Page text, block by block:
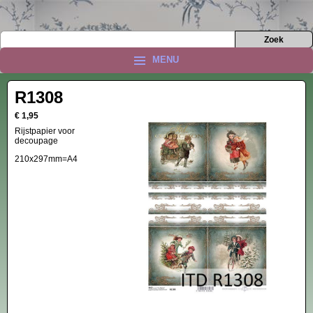
MENU
R1308
€ 1,95
Rijstpapier voor
decoupage
210x297mm=A4